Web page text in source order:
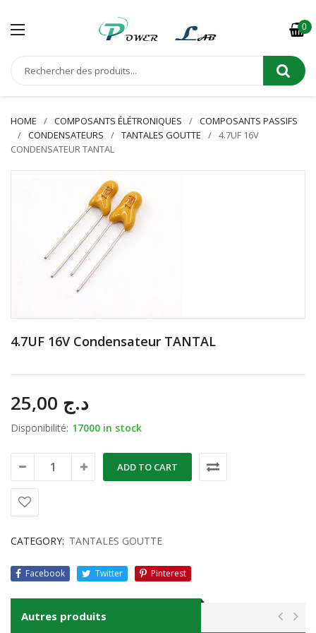
0
HOME COMPOSANTS ÉLÉTRONIQUES
COMPOSANTS PASSIFS
CONDENSATEURS
TANTALES GOUTTE
4.7UF 16V
CONDENSATEUR TANTAL
4.7UF 16V Condensateur TANTAL
د.ج
Disponibilité: 17000 in stock
ADD TO CART
CATEGORY: TANTALES GOUTTE
Facebook Twitter Pinterest
Autres produits